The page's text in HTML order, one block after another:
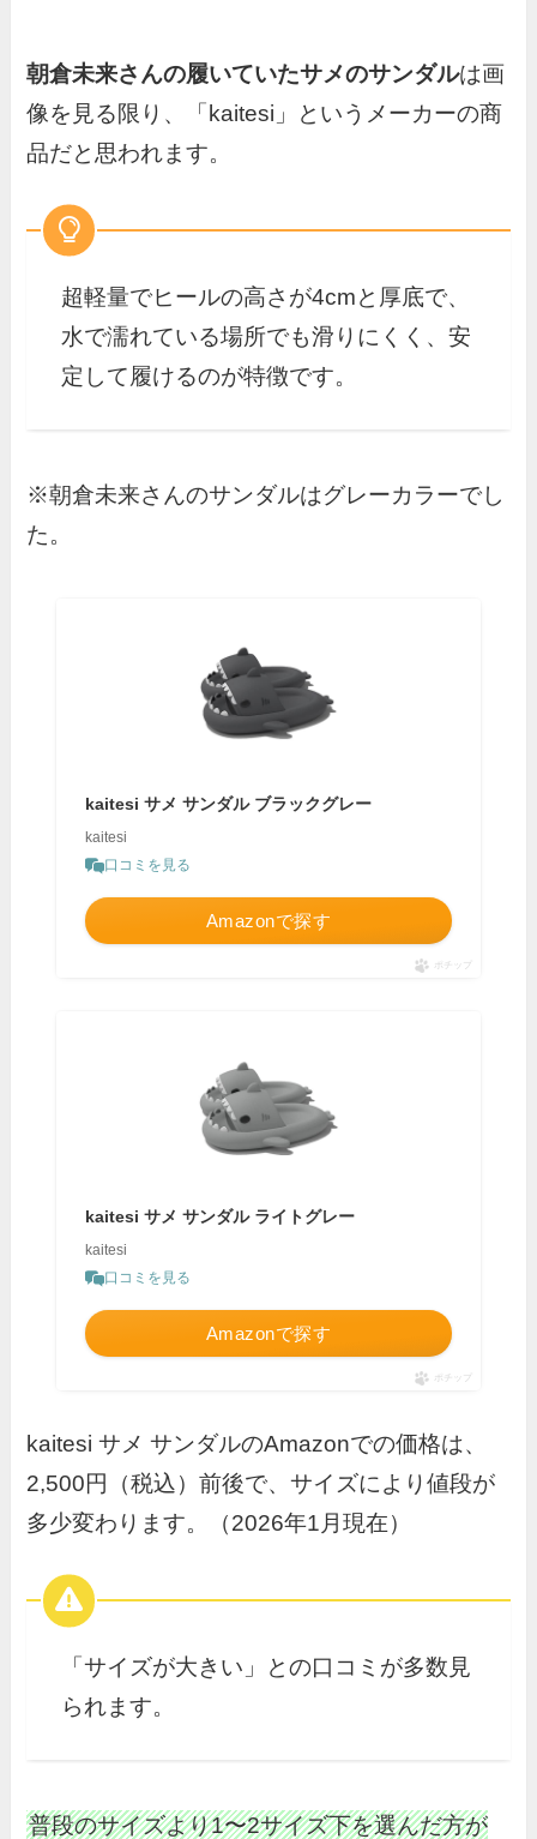
朝倉未来さんの履いていたサメのサンダルは画
像を見る限り、「kaitesi」というメーカーの商
品だと思われます。
超軽量でヒールの高さが4cmと厚底で、
水で濡れている場所でも滑りにくく、安
定して履けるのが特徴です。
※朝倉未来さんのサンダルはグレーカラーでし
た。
kaitesi サメ サンダル ブラックグレー
kaitesi
口コミを見る
Amazonで探す
ポチップ
kaitesi サメ サンダル ライトグレー
kaitesi
口コミを見る
Amazonで探す
ポチップ
kaitesi サメ サンダルのAmazonでの価格は、
2,500円（税込）前後で、サイズにより値段が
多少変わります。（2026年1月現在）
「サイズが大きい」との口コミが多数見
られます。
普段のサイズより1〜2サイズ下を選んだ方が